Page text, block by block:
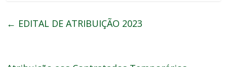
← EDITAL DE ATRIBUIÇÃO 2023